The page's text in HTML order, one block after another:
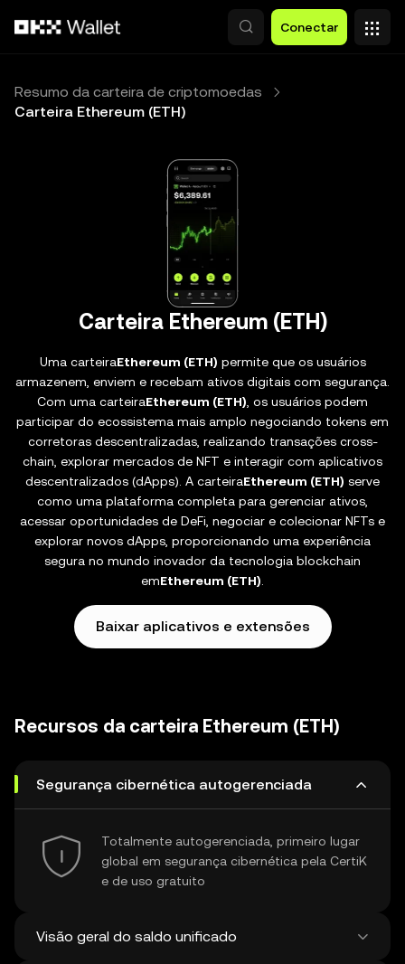
Conectar
Resumo da carteira de criptomoedas
Carteira Ethereum (ETH)
Carteira Ethereum (ETH)
Uma carteiraEthereum (ETH) permite que os usuários
armazenem, enviem e recebam ativos digitais com segurança.
Com uma carteiraEthereum (ETH) , os usuários podem
participar do ecossistema mais amplo negociando tokens em
corretoras descentralizadas, realizando transações cross-
chain, explorar mercados de NFT e interagir com aplicativos
descentralizados (dApps). A carteiraEthereum (ETH) serve
como uma plataforma completa para gerenciar ativos,
acessar oportunidades de DeFi, negociar e colecionar NFTs e
explorar novos dApps, proporcionando uma experiência
segura no mundo inovador da tecnologia blockchain
emEthereum (ETH)
Baixar aplicativos e extensões
Recursos da carteira Ethereum (ETH)
Segurança cibernética autogerenciada
Totalmente autogerenciada, primeiro lugar
global em segurança cibernética pela CertiK
e de uso gratuito
Visão geral do saldo unificado